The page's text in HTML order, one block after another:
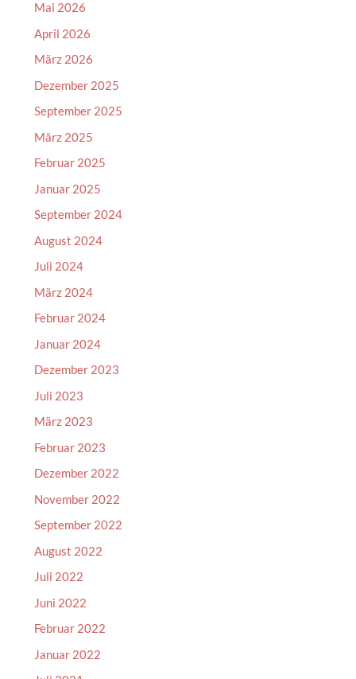
Mai 2026
April 2026
März 2026
Dezember 2025
September 2025
März 2025
Februar 2025
Januar 2025
September 2024
August 2024
Juli 2024
März 2024
Februar 2024
Januar 2024
Dezember 2023
Juli 2023
März 2023
Februar 2023
Dezember 2022
November 2022
September 2022
August 2022
Juli 2022
Juni 2022
Februar 2022
Januar 2022